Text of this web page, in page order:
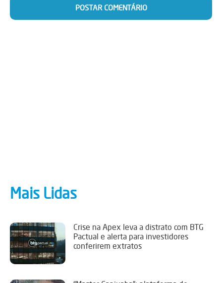
Mais Lidas
Crise na Apex leva a distrato com BTG
Pactual e alerta para investidores
conferirem extratos